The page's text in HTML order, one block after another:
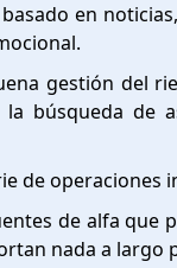
en
gestión del
búsqueda de
de operaciones
de alfa que
nada a largo